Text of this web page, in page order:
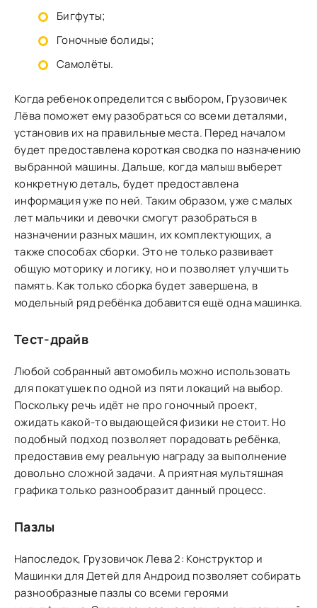
Бигфуты;
Гоночные болиды;
Самолёты.
Когда ребенок определится с выбором, Грузовичек
Лёва поможет ему разобраться со всеми деталями,
установив их на правильные места. Перед началом
будет предоставлена короткая сводка по назначению
выбранной машины. Дальше, когда малыш выберет
конкретную деталь, будет предоставлена
информация уже по ней. Таким образом, уже с малых
лет мальчики и девочки смогут разобраться в
назначении разных машин, их комплектующих, а
также способах сборки. Это не только развивает
общую моторику и логику, но и позволяет улучшить
память. Как только сборка будет завершена, в
модельный ряд ребёнка добавится ещё одна машинка.
Тест-драйв
Любой собранный автомобиль можно использовать
для покатушек по одной из пяти локаций на выбор.
Поскольку речь идёт не про гоночный проект,
ожидать какой-то выдающейся физики не стоит. Но
подобный подход позволяет порадовать ребёнка,
предоставив ему реальную награду за выполнение
довольно сложной задачи. А приятная мультяшная
графика только разнообразит данный процесс.
Пазлы
Напоследок, Грузовичок Лева 2: Конструктор и
Машинки для Детей для Андроид позволяет собирать
разнообразные пазлы со всеми героями